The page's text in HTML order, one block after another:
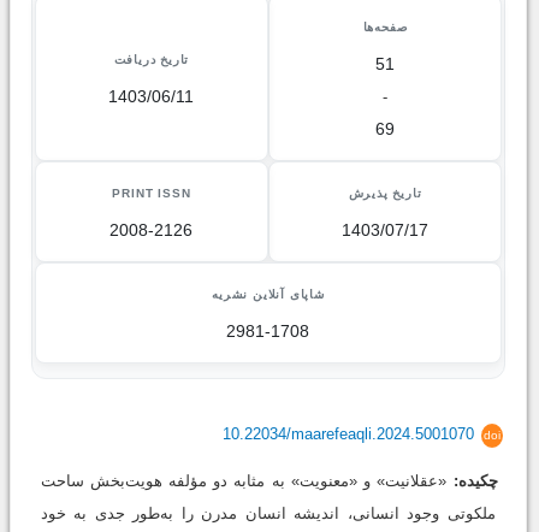
صفحه‌ها
51
-
69
تاریخ دریافت
1403/06/11
تاریخ پذیرش
1403/07/17
PRINT ISSN
2008-2126
شاپای آنلاین نشریه
2981-1708
doi
10.22034/maarefeaqli.2024.5001070
چکیده: «عقلانیت» و «معنویت» به‌ مثابه دو مؤلفه هویت‌بخش ساحت
ملکوتی وجود انسانی، اندیشه انسان مدرن را به‌طور جدی به خود